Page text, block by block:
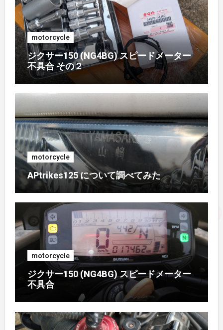
2017年7月 (2)
2017年4月 (1)
2017年3月
2017年2月
2017年1月 (1)
2016年10月 (1)
2016年9月 (3)
2016年8月 (2)
2016年7月 (1)
2016年6月 (3)
2016年5月 (4)
2016年4月 (2)
motorcycle
ジクサー150 (NG4BG) スピードメーター
不具合 その２
motorcycle
APtrikes125 について調べてみた
motorcycle
ジクサー150 (NG4BG) スピードメーター
不具合